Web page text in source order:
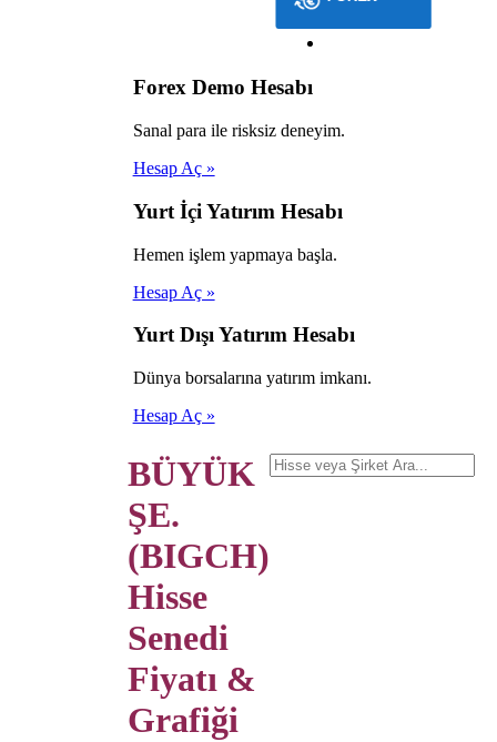
Forex Demo Hesabı
Sanal para ile risksiz deneyim.
Hesap Aç »
Yurt İçi Yatırım Hesabı
Hemen işlem yapmaya başla.
Hesap Aç »
Yurt Dışı Yatırım Hesabı
Dünya borsalarına yatırım imkanı.
Hesap Aç »
BÜYÜK
ŞE.
(BIGCH)
Hisse
Senedi
Fiyatı &
Grafiği